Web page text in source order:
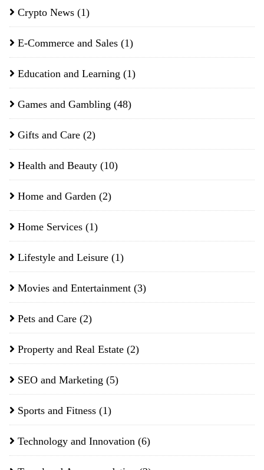
Crypto News (1)
E-Commerce and Sales (1)
Education and Learning (1)
Games and Gambling (48)
Gifts and Care (2)
Health and Beauty (10)
Home and Garden (2)
Home Services (1)
Lifestyle and Leisure (1)
Movies and Entertainment (3)
Pets and Care (2)
Property and Real Estate (2)
SEO and Marketing (5)
Sports and Fitness (1)
Technology and Innovation (6)